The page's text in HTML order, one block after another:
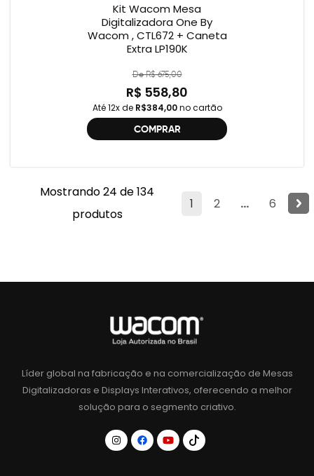
Kit Wacom Mesa
Digitalizadora One By
Wacom , CTL672 + Caneta
Extra LP190K
De R$ 675,00
R$ 558,80
Até 12x de R$384,00no cartão
COMPRAR
1 2 ... 6
Mostrando 24 de 134
produtos
Líder global na fabricação e na comercialização de Mesas
Digitalizadoras e Displays Interativos, oferecendo a melhor
solução para o segmento criativo.